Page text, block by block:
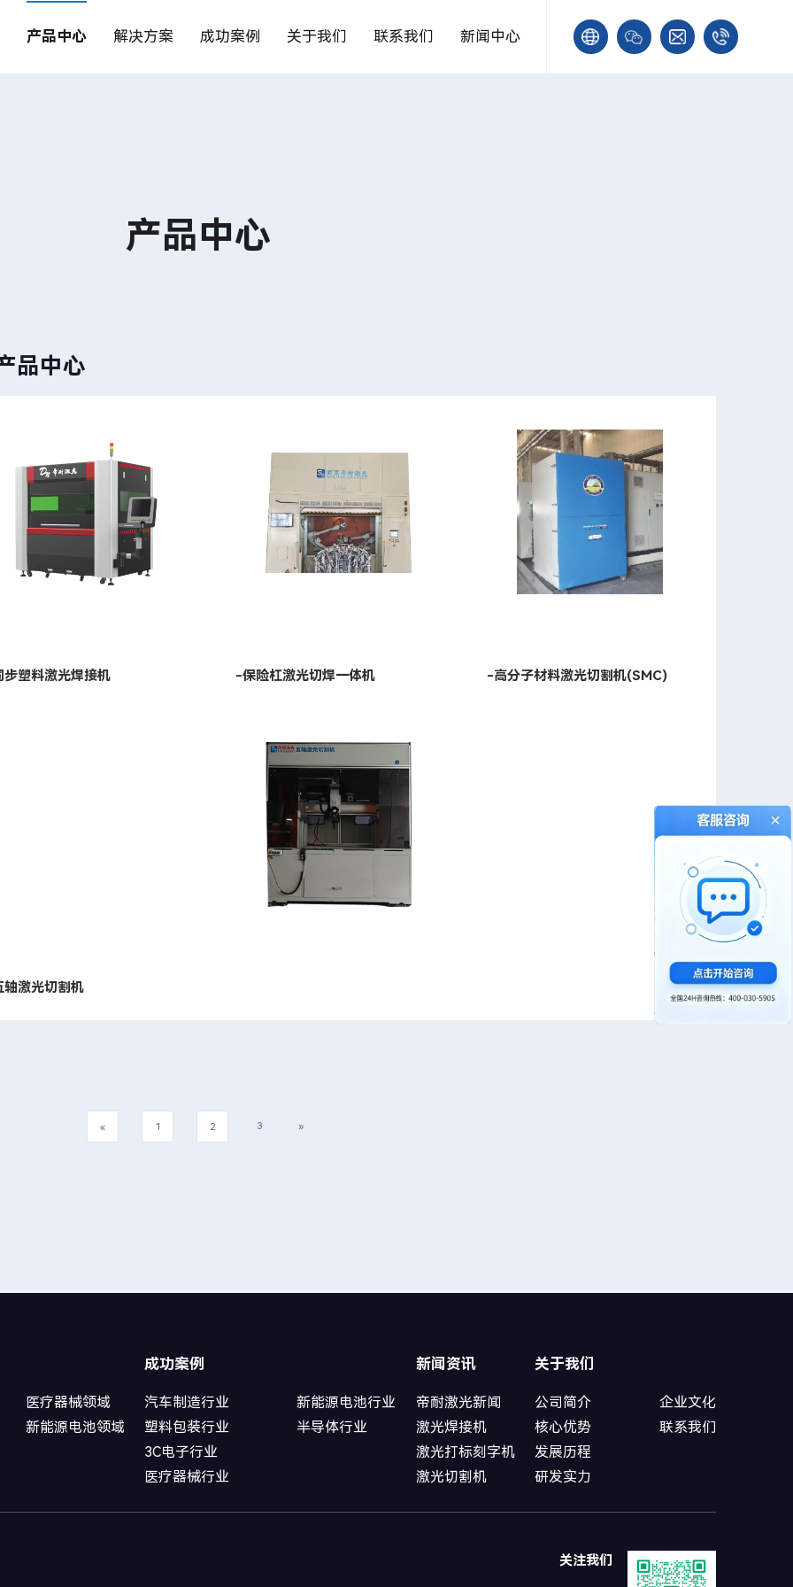
产品中心 解决方案 成功案例 关于我们 联系我们 新闻中心
产品中心
品中心
塑料激光焊接机 -保险杠激光切焊一体机 -高分子材料激光切割机(SMC)
激光切割机
« 1 2 3 »
医疗器械领域
新能源电池领域
成功案例
汽车制造行业
塑料包装行业
3C电子行业
医疗器械行业
新能源电池行业
半导体行业
新闻资讯
帝耐激光新闻
激光焊接机
激光打标刻字机
激光切割机
关于我们
公司简介
核心优势
发展历程
研发实力
企业文化
联系我们
关注我们